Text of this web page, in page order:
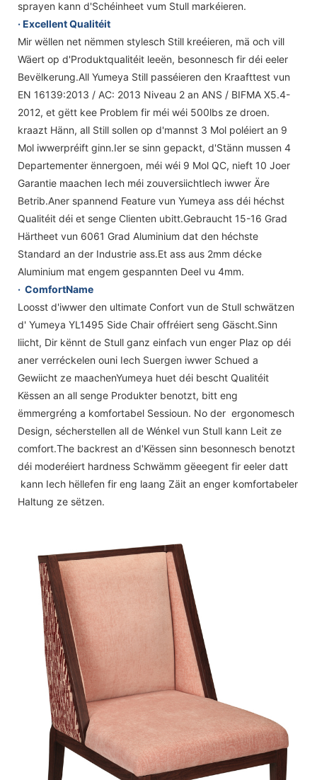
sprayen kann d'Schéinheet vum Stull markéieren.
· Excellent Qualitéit
Mir wëllen net nëmmen stylesch Still kreéieren, mä och vill
Wäert op d'Produktqualitéit leeën, besonnesch fir déi eeler
Bevëlkerung.All Yumeya Still passéieren den Kraafttest vun
EN 16139:2013 / AC: 2013 Niveau 2 an ANS / BIFMA X5.4-
2012, et gëtt kee Problem fir méi wéi 500lbs ze droen.
kraazt Hänn, all Still sollen op d'mannst 3 Mol poléiert an 9
Mol iwwerpréift ginn.Ier se sinn gepackt, d'Stänn mussen 4
Departementer ënnergoen, méi wéi 9 Mol QC, nieft 10 Joer
Garantie maachen Iech méi zouversiichtlech iwwer Äre
Betrib.Aner spannend Feature vun Yumeya ass déi héchst
Qualitéit déi et senge Clienten ubitt.Gebraucht 15-16 Grad
Härtheet vun 6061 Grad Aluminium dat den héchste
Standard an der Industrie ass.Et ass aus 2mm décke
Aluminium mat engem gespannten Deel vu 4mm.
· ComfortName
Loosst d'iwwer den ultimate Confort vun de Stull schwätzen
d' Yumeya YL1495 Side Chair offréiert seng Gäscht.Sinn
liicht, Dir kënnt de Stull ganz einfach vun enger Plaz op déi
aner verréckelen ouni Iech Suergen iwwer Schued a
Gewiicht ze maachenYumeya huet déi bescht Qualitéit
Këssen an all senge Produkter benotzt, bitt eng
ëmmergréng a komfortabel Sessioun. No der ergonomesch
Design, sécherstellen all de Wénkel vun Stull kann Leit ze
comfort.The backrest an d'Këssen sinn besonnesch benotzt
déi moderéiert hardness Schwämm gëeegent fir eeler datt
kann Iech hëllefen fir eng laang Zäit an enger komfortabeler
Haltung ze sëtzen.